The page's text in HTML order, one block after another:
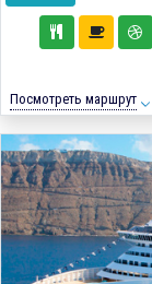
Посмотреть маршрут